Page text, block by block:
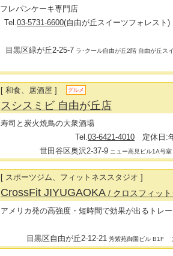
フレパンケーキ専門店
Tel.03-5731-6600(自由が丘スイーツフォレス
目黒区緑が丘2-25-7 ラ･クール自由が丘2階 自由が丘ス
[ 和食、居酒屋 ] グルメ
スシスミビ 自由が丘店
寿司と炭火焼鳥の大衆酒場
Tel.03-6421-4010 定休日:
世田谷区奥沢2-37-9 ニュー高見ビル1A号室
[ スポーツジム、フィットネススタジオ ]
CrossFit JIYUGAOKA/ クロスフィッ
アメリカ発の高強度・短時間で効果が出るトレ
目黒区自由が丘2-12-21 芳紫苑御園ビル B1F